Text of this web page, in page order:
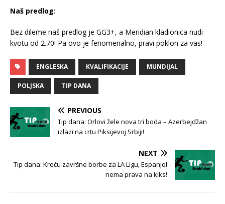
Naš predlog:
Bez dileme naš predlog je GG3+, a Meridian kladionica nudi
kvotu od 2.70! Pa ovo je fenomenalno, pravi poklon za vas!
ENGLESKA KVALIFIKACIJE MUNDIJAL
POLJSKA TIP DANA
PREVIOUS
Tip dana: Orlovi žele nova tri boda – Azerbejdžan
izlazi na crtu Piksijevoj Srbiji!
NEXT
Tip dana: Kreću završne borbe za LA Ligu, Espanjol
nema prava na kiks!